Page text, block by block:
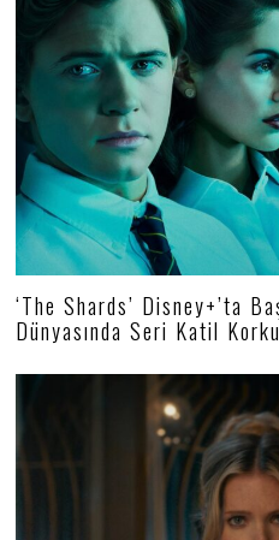
‘The Shards’ Disney+’ta
Dünyasında Seri Katil